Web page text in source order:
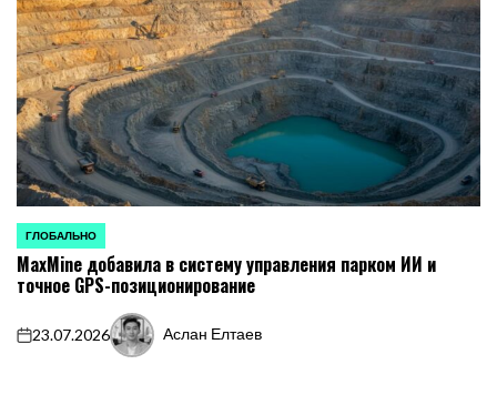
ОПУБЛИКОВАНО
В
ГЛОБАЛЬНО
MaxMine добавила в систему управления парком ИИ и
точное GPS-позиционирование
on
23.07.2026
Запись
Аслан Елтаев